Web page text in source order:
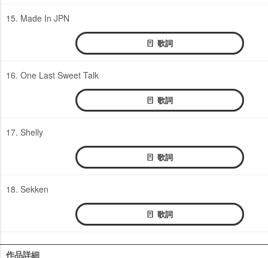
15. Made In JPN
歌詞
16. One Last Sweet Talk
歌詞
17. Shelly
歌詞
18. Sekken
歌詞
作品詳細